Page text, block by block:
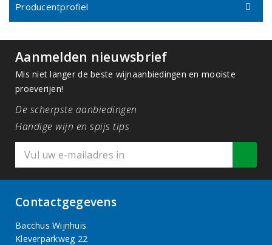
Producentprofiel
Aanmelden nieuwsbrief
Mis niet langer de beste wijnaanbiedingen en mooiste
proeverijen!
De scherpste aanbiedingen
Handige wijn en spijs tips
Contactgegevens
Bacchus Wijnhuis
Kleverparkweg 22